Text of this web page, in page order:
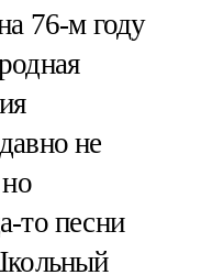
76-м году
не
то песни